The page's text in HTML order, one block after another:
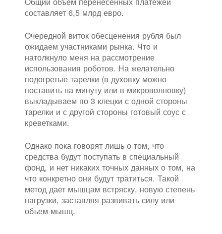
составляет 6,5 млрд евро.
Очередной виток обесценения рубля был
ожидаем участниками рынка. Что и
натолкнуло меня на рассмотрение
использования роботов. На желательно
подогретые тарелки (в духовку можно
поставить на минуту или в микроволновку)
выкладываем по 3 клецки с одной стороны
тарелки и с другой стороны готовый соус с
креветками.
Однако пока говорят лишь о том, что
средства будут поступать в специальный
фонд, и нет никаких точных данных о том, на
что конкретно они будут тратиться. Такой
метод дает мышцам встряску, новую степень
нагрузки, заставляя развивать силу или
объем мышц.